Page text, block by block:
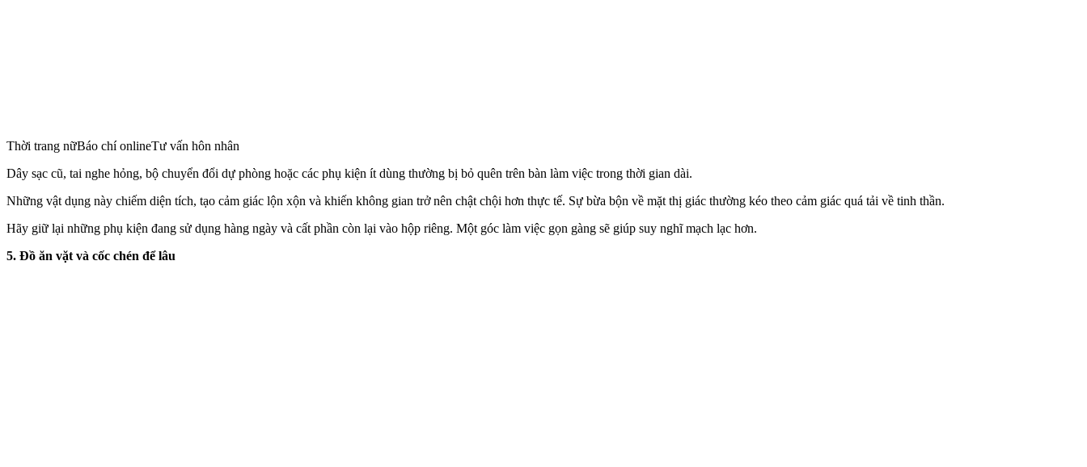
Thời trang nữBáo chí onlineTư vấn hôn nhân
Dây sạc cũ, tai nghe hỏng, bộ chuyển đổi dự phòng hoặc các phụ kiện ít dùng thường bị bỏ quên trên bàn làm việc trong thời gian dài.
Những vật dụng này chiếm diện tích, tạo cảm giác lộn xộn và khiến không gian trở nên chật chội hơn thực tế. Sự bừa bộn về mặt thị giác thường kéo theo cảm giác quá tải về tinh thần.
Hãy giữ lại những phụ kiện đang sử dụng hàng ngày và cất phần còn lại vào hộp riêng. Một góc làm việc gọn gàng sẽ giúp suy nghĩ mạch lạc hơn.
5. Đồ ăn vặt và cốc chén để lâu